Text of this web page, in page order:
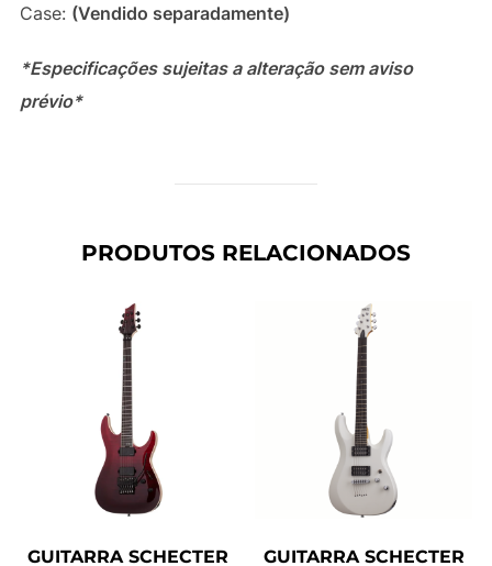
Case: (Vendido separadamente)
*Especificações sujeitas a alteração sem aviso
prévio*
PRODUTOS RELACIONADOS
GUITARRA SCHECTER GUITARRA SCHECTER